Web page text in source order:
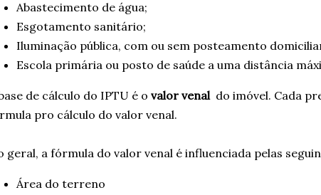
Abastecimento de água;
Esgotamento sanitário;
Iluminação pública, com ou sem posteamento
Escola primária ou posto de saúde a uma distância
de cálculo do IPTU é o valor venaldo imóvel. Cada
pro cálculo do valor venal.
geral, a fórmula do valor venal é influenciada pelas
Área do terreno